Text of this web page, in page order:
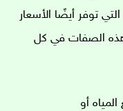
توفر أيضًا الأسعار
هذه الصفات في كل
المياه أو